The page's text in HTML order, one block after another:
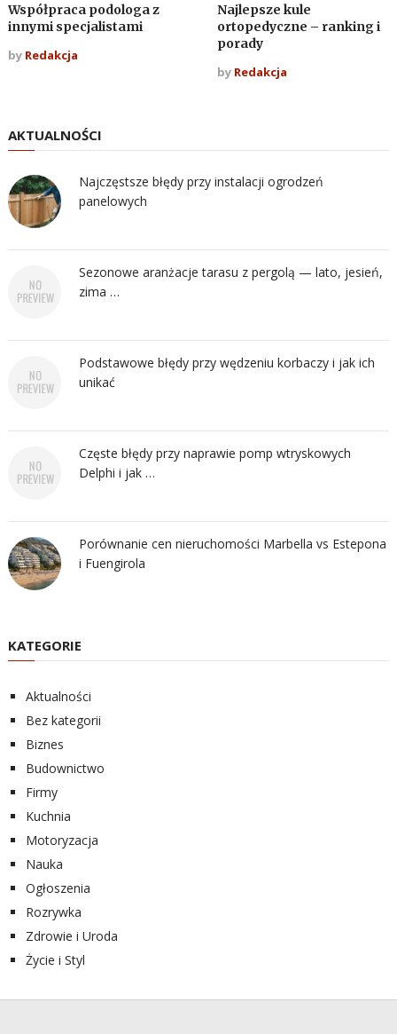
Współpraca podologa z
innymi specjalistami
by Redakcja
Najlepsze kule
ortopedyczne – ranking i
porady
by Redakcja
AKTUALNOŚCI
Najczęstsze błędy przy instalacji ogrodzeń
panelowych
Sezonowe aranżacje tarasu z pergolą — lato, jesień,
zima …
Podstawowe błędy przy wędzeniu korbaczy i jak ich
unikać
Częste błędy przy naprawie pomp wtryskowych
Delphi i jak …
Porównanie cen nieruchomości Marbella vs Estepona
i Fuengirola
KATEGORIE
Aktualności
Bez kategorii
Biznes
Budownictwo
Firmy
Kuchnia
Motoryzacja
Nauka
Ogłoszenia
Rozrywka
Zdrowie i Uroda
Życie i Styl